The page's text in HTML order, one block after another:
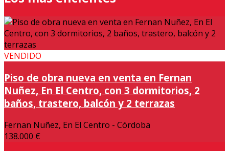
VENDIDO
Piso de obra nueva en venta en Fernan
Nuñez, En El Centro, con 3 dormitorios, 2
baños, trastero, balcón y 2 terrazas
Fernan Nuñez, En El Centro - Córdoba
138.000 €